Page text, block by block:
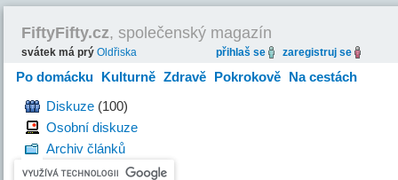
FiftyFifty.cz, společenský magazín
svátek má prýOldřiska přihlaš se zaregistruj se
Po domácku Kulturně Zdravě Pokrokově Na cestách
HravěDiskuze (100)
Osobní diskuze
Archiv článků